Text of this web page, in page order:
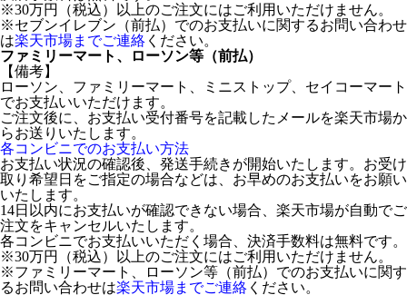
※30万円（税込）以上のご注文にはご利用いただけません。
※セブンイレブン（前払）でのお支払いに関するお問い合わせ
は楽天市場までご連絡 ください。
ファミリーマート、ローソン等（前払）
【備考】
ローソン、ファミリーマート、ミニストップ、セイコーマート
でお支払いいただけます。
ご注文後に、お支払い受付番号を記載したメールを楽天市場か
らお送りいたします。
各コンビニでのお支払い方法
お支払い状況の確認後、発送手続きが開始いたします。お受け
取り希望日をご指定の場合などは、お早めのお支払いをお願い
いたします。
14日以内にお支払いが確認できない場合、楽天市場が自動でご
注文をキャンセルいたします。
各コンビニでお支払いいただく場合、決済手数料は無料です。
※30万円（税込）以上のご注文にはご利用いただけません。
※ファミリーマート、ローソン等（前払）でのお支払いに関す
るお問い合わせは楽天市場までご連絡 ください。